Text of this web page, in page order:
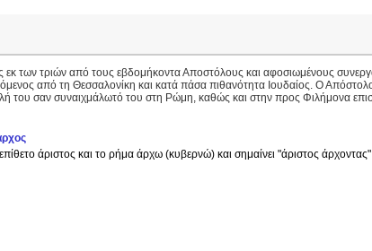
των τριών από τους εβδομήκοντα Αποστόλους και αφοσιωμένους
από τη Θεσσαλονίκη και κατά πάσα πιθανότητα Ιουδαίος. Ο
του σαν συναιχμάλωτό του στη Ρώμη, καθώς και στην προς Φιλήμονα
άριστος και το ρήμα άρχω (κυβερνώ) και σημαίνει "άριστος